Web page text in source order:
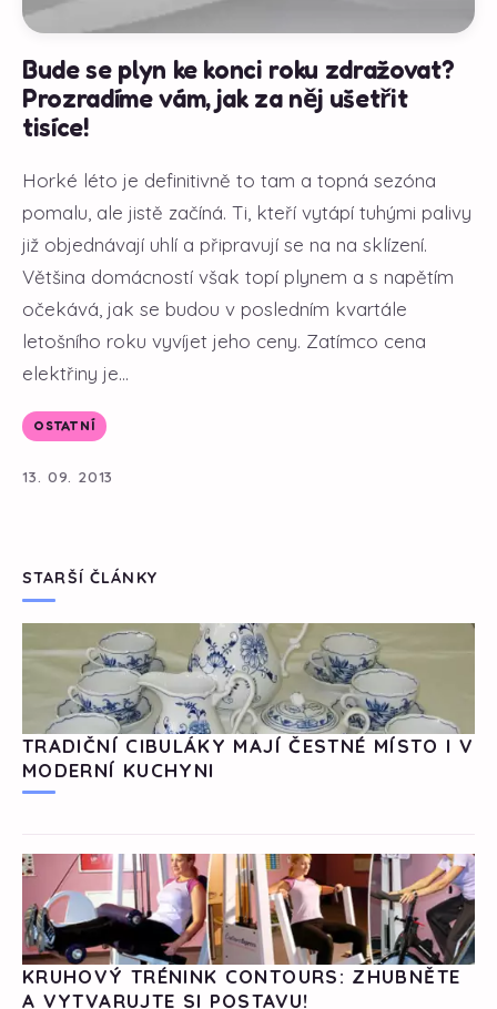
Bude se plyn ke konci roku zdražovat?
Prozradíme vám, jak za něj ušetřit
tisíce!
Horké léto je definitivně to tam a topná sezóna
pomalu, ale jistě začíná. Ti, kteří vytápí tuhými palivy
již objednávají uhlí a připravují se na na sklízení.
Většina domácností však topí plynem a s napětím
očekává, jak se budou v posledním kvartále
letošního roku vyvíjet jeho ceny. Zatímco cena
elektřiny je...
OSTATNÍ
13. 09. 2013
STARŠÍ ČLÁNKY
TRADIČNÍ CIBULÁKY MAJÍ ČESTNÉ MÍSTO I V
MODERNÍ KUCHYNI
KRUHOVÝ TRÉNINK CONTOURS: ZHUBNĚTE
A VYTVARUJTE SI POSTAVU!